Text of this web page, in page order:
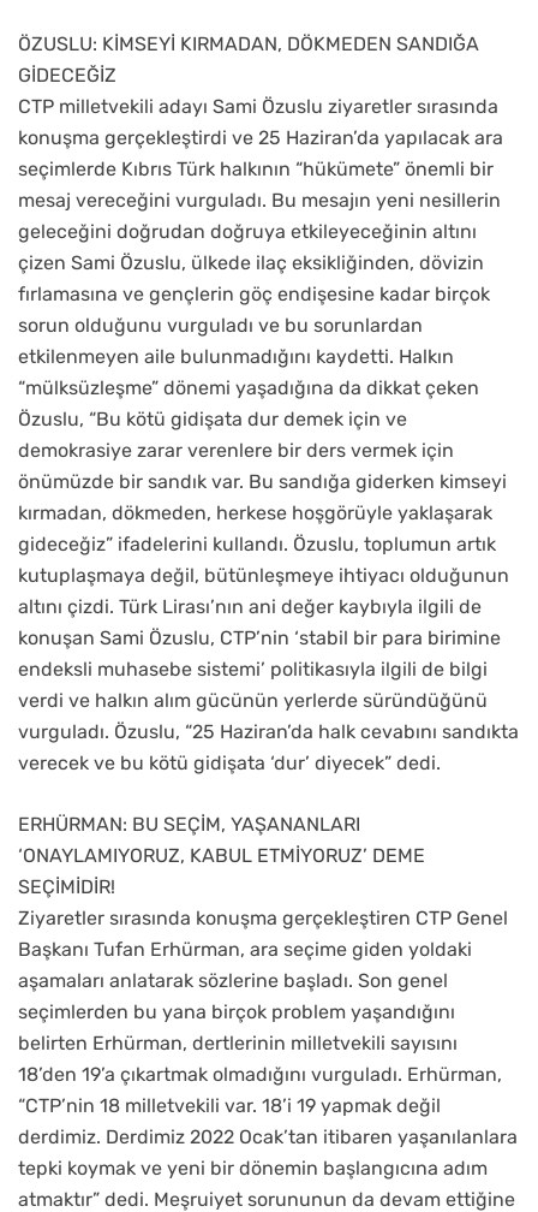
ÖZUSLU: KİMSEYİ KIRMADAN, DÖKMEDEN SANDIĞA
GİDECEĞİZ
CTP milletvekili adayı Sami Özuslu ziyaretler sırasında
konuşma gerçekleştirdi ve 25 Haziran’da yapılacak ara
seçimlerde Kıbrıs Türk halkının “hükümete” önemli bir
mesaj vereceğini vurguladı. Bu mesajın yeni nesillerin
geleceğini doğrudan doğruya etkileyeceğinin altını
çizen Sami Özuslu, ülkede ilaç eksikliğinden, dövizin
fırlamasına ve gençlerin göç endişesine kadar birçok
sorun olduğunu vurguladı ve bu sorunlardan
etkilenmeyen aile bulunmadığını kaydetti. Halkın
“mülksüzleşme” dönemi yaşadığına da dikkat çeken
Özuslu, “Bu kötü gidişata dur demek için ve
demokrasiye zarar verenlere bir ders vermek için
önümüzde bir sandık var. Bu sandığa giderken kimseyi
kırmadan, dökmeden, herkese hoşgörüyle yaklaşarak
gideceğiz” ifadelerini kullandı. Özuslu, toplumun artık
kutuplaşmaya değil, bütünleşmeye ihtiyacı olduğunun
altını çizdi. Türk Lirası’nın ani değer kaybıyla ilgili de
konuşan Sami Özuslu, CTP’nin ‘stabil bir para birimine
endeksli muhasebe sistemi’ politikasıyla ilgili de bilgi
verdi ve halkın alım gücünün yerlerde süründüğünü
vurguladı. Özuslu, “25 Haziran’da halk cevabını sandıkta
verecek ve bu kötü gidişata ‘dur’ diyecek” dedi.
ERHÜRMAN: BU SEÇİM, YAŞANANLARI
‘ONAYLAMIYORUZ, KABUL ETMİYORUZ’ DEME
SEÇİMİDİR!
Ziyaretler sırasında konuşma gerçekleştiren CTP Genel
Başkanı Tufan Erhürman, ara seçime giden yoldaki
aşamaları anlatarak sözlerine başladı. Son genel
seçimlerden bu yana birçok problem yaşandığını
belirten Erhürman, dertlerinin milletvekili sayısını
18’den 19’a çıkartmak olmadığını vurguladı. Erhürman,
“CTP’nin 18 milletvekili var. 18’i 19 yapmak değil
derdimiz. Derdimiz 2022 Ocak’tan itibaren yaşanılanlara
tepki koymak ve yeni bir dönemin başlangıcına adım
atmaktır” dedi. Meşruiyet sorununun da devam ettiğine